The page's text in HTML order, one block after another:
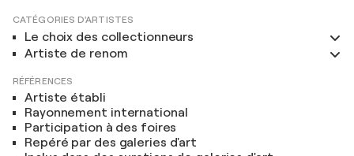
CATÉGORIES D'ARTISTES
Le choix des collectionneurs
Artiste de renom
RÉFÉRENCES
Artiste établi
Rayonnement international
Participation à des foires
Repéré par des galeries d'art